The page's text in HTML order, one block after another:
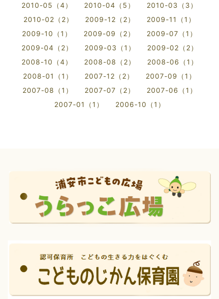
2010-05（4）
2010-04（5）
2010-03（3）
2010-02（2）
2009-12（2）
2009-11（1）
2009-10（1）
2009-09（2）
2009-07（1）
2009-04（2）
2009-03（1）
2009-02（2）
2008-10（4）
2008-08（2）
2008-06（1）
2008-01（1）
2007-12（2）
2007-09（1）
2007-08（1）
2007-07（2）
2007-06（1）
2007-01（1）
2006-10（1）